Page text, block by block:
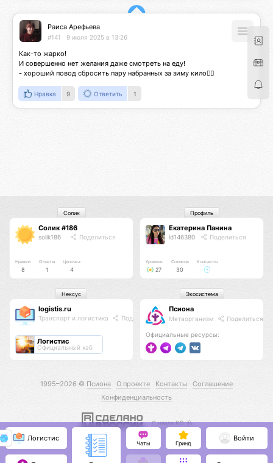
Раиса Арефьева
#141 9 июля 2025 в 13:26
Как-то жарко!
И совершенно нет желания даже смотреть на еду!
- хороший повод сбросить пару набранных за зиму кило👍🏻
Нравка 9 Ответить 1
Солик #186
solik186 Поделиться
Нравки
8
Ответы
1
Цепочка
4
Солик
Екатерина Панина
id146380 Поделиться
Уровень
27
Соликов
30
Контакты
Профиль
logistis.ru
Транспорт и логистика Поделиться
Логистис
Официальный хаб
Нексус
Псиона
Метаорганизм Поделиться
Официальные ресурсы:
Экосистема
1995–2026 © Псиона О проекте Контакты
Соглашение
Конфиденциальность
С нами КО 🕉️
Логистис
Чаты Гринд
Войти